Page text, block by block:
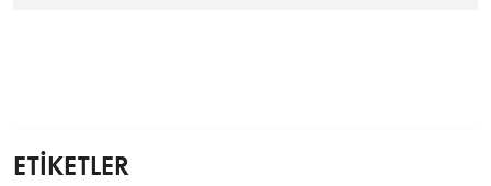
ETİKETLER